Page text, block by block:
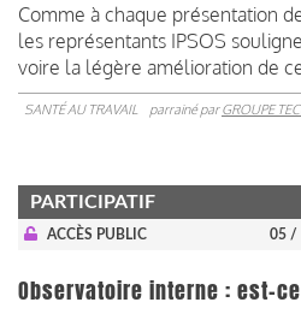
Comme à chaque présentation
les représentants IPSOS
voire la légère amélioration de
SANTÉ AU TRAVAIL parrainé parGROUPE
PARTICIPATIF
ACCÈS PUBLIC 05 /
Observatoire interne : est-